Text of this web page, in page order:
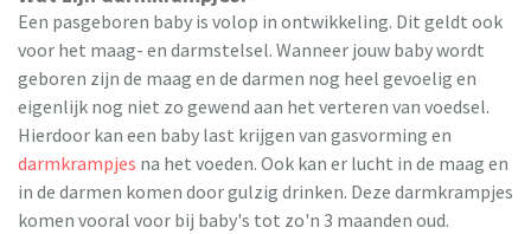
Een pasgeboren baby is volop in ontwikkeling. Dit geldt ook
voor het maag- en darmstelsel. Wanneer jouw baby wordt
geboren zijn de maag en de darmen nog heel gevoelig en
eigenlijk nog niet zo gewend aan het verteren van voedsel.
Hierdoor kan een baby last krijgen van gasvorming en
darmkrampjes na het voeden. Ook kan er lucht in de maag en
in de darmen komen door gulzig drinken. Deze darmkrampjes
komen vooral voor bij baby's tot zo'n 3 maanden oud.